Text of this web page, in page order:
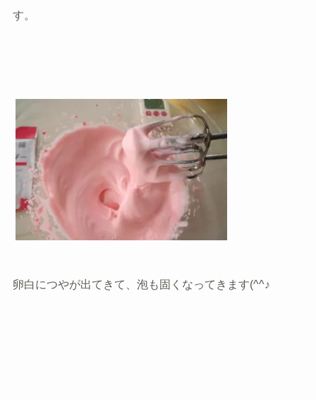
す。
卵白につやが出てきて、泡も固くなってきます(^^♪